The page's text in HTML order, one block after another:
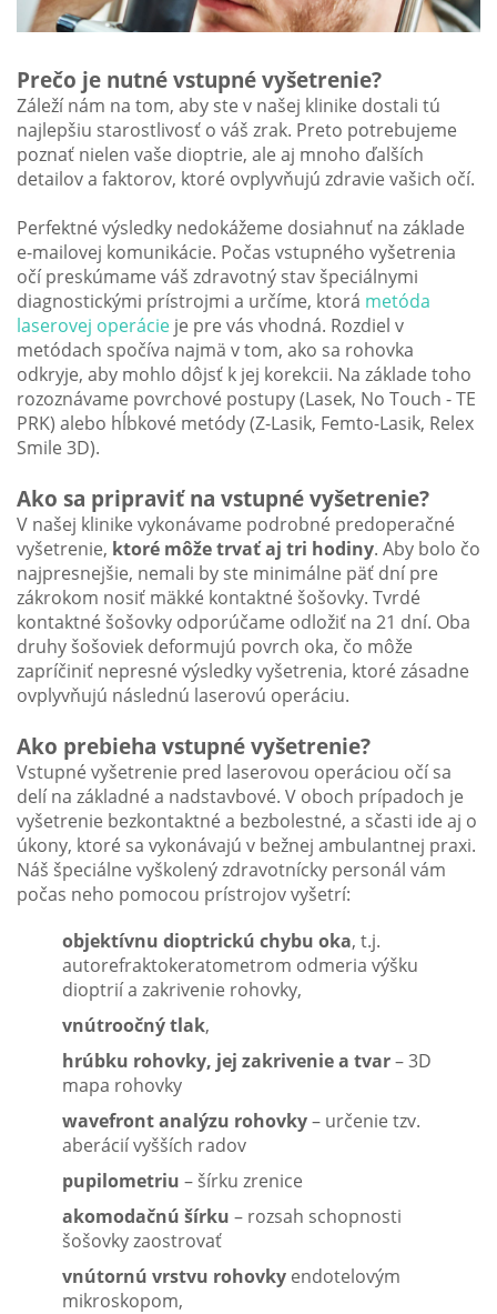
Prečo je nutné vstupné vyšetrenie?
Záleží nám na tom, aby ste v našej klinike dostali tú
najlepšiu starostlivosť o váš zrak. Preto potrebujeme
poznať nielen vaše dioptrie, ale aj mnoho ďalších
detailov a faktorov, ktoré ovplyvňujú zdravie vašich očí.
Perfektné výsledky nedokážeme dosiahnuť na základe
e-mailovej komunikácie. Počas vstupného vyšetrenia
očí preskúmame váš zdravotný stav špeciálnymi
diagnostickými prístrojmi a určíme, ktorá metóda
laserovej operácie je pre vás vhodná. Rozdiel v
metódach spočíva najmä v tom, ako sa rohovka
odkryje, aby mohlo dôjsť k jej korekcii. Na základe toho
rozoznávame povrchové postupy (Lasek, No Touch - TE
PRK) alebo hĺbkové metódy (Z-Lasik, Femto-Lasik, Relex
Smile 3D).
Ako sa pripraviť na vstupné vyšetrenie?
V našej klinike vykonávame podrobné predoperačné
vyšetrenie, ktoré môže trvať aj tri hodiny. Aby bolo čo
najpresnejšie, nemali by ste minimálne päť dní pre
zákrokom nosiť mäkké kontaktné šošovky. Tvrdé
kontaktné šošovky odporúčame odložiť na 21 dní. Oba
druhy šošoviek deformujú povrch oka, čo môže
zapríčiniť nepresné výsledky vyšetrenia, ktoré zásadne
ovplyvňujú následnú laserovú operáciu.
Ako prebieha vstupné vyšetrenie?
Vstupné vyšetrenie pred laserovou operáciou očí sa
delí na základné a nadstavbové. V oboch prípadoch je
vyšetrenie bezkontaktné a bezbolestné, a sčasti ide aj o
úkony, ktoré sa vykonávajú v bežnej ambulantnej praxi.
Náš špeciálne vyškolený zdravotnícky personál vám
počas neho pomocou prístrojov vyšetrí:
objektívnu dioptrickú chybu oka, t.j.
autorefraktokeratometrom odmeria výšku
dioptrií a zakrivenie rohovky,
vnútroočný tlak,
hrúbku rohovky, jej zakrivenie a tvar– 3D
mapa rohovky
wavefront analýzu rohovky– určenie tzv.
aberácií vyšších radov
pupilometriu – šírku zrenice
akomodačnú šírku – rozsah schopnosti
šošovky zaostrovať
vnútornú vrstvu rohovky endotelovým
mikroskopom,